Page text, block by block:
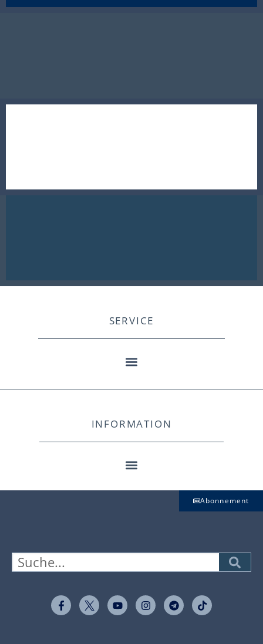
SERVICE
INFORMATION
Abonnement